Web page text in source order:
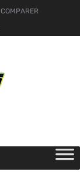
COMPARER